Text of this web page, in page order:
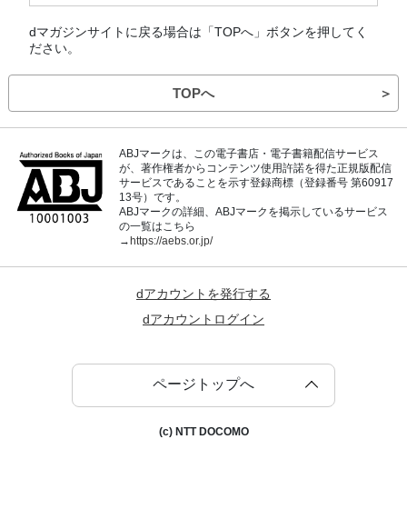
dマガジンサイトに戻る場合は「TOPへ」ボタンを押してく
ださい。
TOPへ ＞
ABJマークは、この電子書店・電子書籍配信サービス
が、著作権者からコンテンツ使用許諾を得た正規版配信
サービスであることを示す登録商標（登録番号 第60917
13号）です。
ABJマークの詳細、ABJマークを掲示しているサービス
の一覧はこちら
→https://aebs.or.jp/
dアカウントを発行する
dアカウントログイン
ページトップへ
(c) NTT DOCOMO